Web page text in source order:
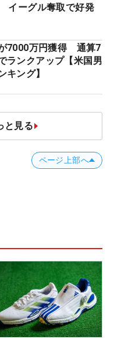
イーグル奪取で好発
7000万円獲得 通算7
ランクアップ【米国男
キング】
と見る
ページ上部へ